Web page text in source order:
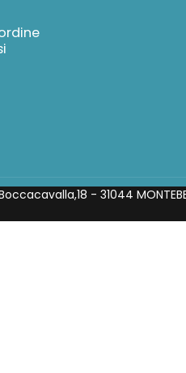
- 31044